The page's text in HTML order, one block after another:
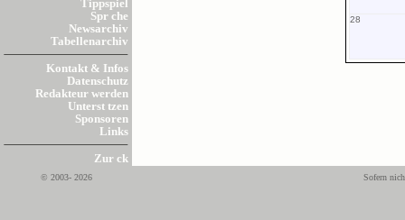
Tippspiel
Spr che
Newsarchiv
Tabellenarchiv
Kontakt & Infos
Datenschutz
Redakteur werden
Unterst tzen
Sponsoren
Links
Zur ck
28
© 2003- 2026 Sofern